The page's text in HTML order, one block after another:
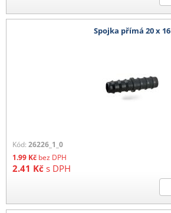
Spojka přímá 20 x 16
Kód: 26226_1_0
1.99 Kč bez DPH
2.41 Kč s DPH